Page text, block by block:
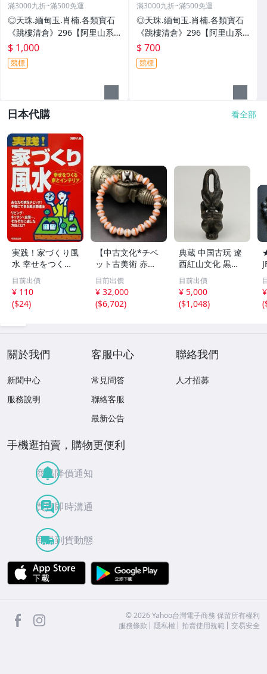
滿3000九折~滿500免運
◎天珠.緬甸玉.肖楠.各類寶石
《跳樓清倉》296【阿里山系.
重油重香紅檜8塊一標﹝閃光瘤
料﹞】
$ 1,000
競標
滿3000九折~滿500免運
◎天珠.緬甸玉.肖楠.各類寶石
《跳樓清倉》296【阿里山系.
重油重香紅檜7塊一標﹝閃光
料﹞】
$ 700
競標
日本代購 看全部
実践！家づくり風
水 幸せをつくる
家とインテリア/
浅野八郎(著者)
目前出價
¥ 110
($24)
【中古文化*チベ
ット古美術 赤縞
天眼瑪瑙丸珠 天
地天珠組み合わせ
ブレスレット 縞
瑪瑙 古玩 アンテ
目前出價
¥ 32,000
($6,702)
典蔵 中国古玩 遼
西紅山文化 黒曜
石 黒皮玉 太陽神
祈祷像 唐物 骨董
品 古美術 古玉 彫
刻 時代物 魔除け
目前出價
¥ 5,000
($1,048)
(
關於我們
新聞中心
服務說明
客服中心
常見問答
聯絡客服
最新公告
聯絡我們
人才招募
手機逛拍賣，購物更便利
商品降價通知
買賣即時溝通
商品到貨動態
APP Store
facebook ©2026 Yahoo台灣電子商務 保留所有權利
服務條款
隱私權 拍賣使用規範 交易安全